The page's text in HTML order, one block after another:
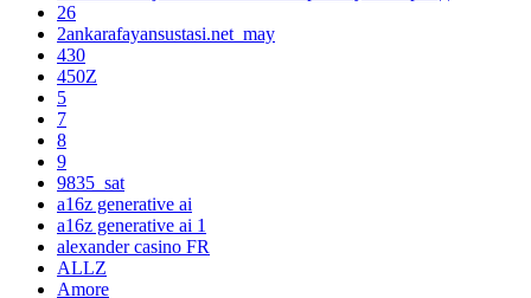
26
2ankarafayansustasi.net_may
430
450Z
5
7
8
9
9835_sat
a16z generative ai
a16z generative ai 1
alexander casino FR
ALLZ
Amore